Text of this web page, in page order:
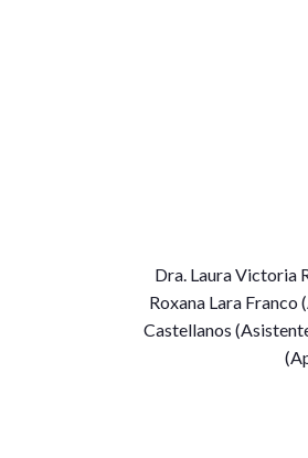
Dra. Laura Victoria
Roxana Lara
Castellanos